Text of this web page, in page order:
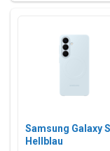
Samsung Galaxy
Hellblau